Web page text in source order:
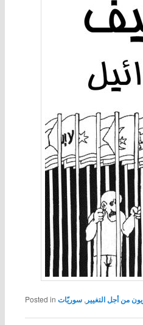
Posted in من أجل التغيير,سوريّات